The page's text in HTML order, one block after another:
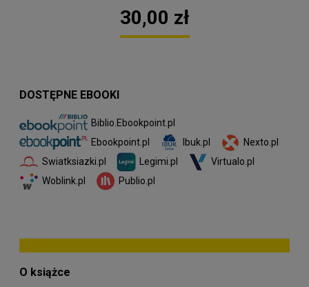
30,00 zł
DOSTĘPNE EBOOKI
Biblio.Ebookpoint.pl
Ebookpoint.pl
Ibuk.pl
Nexto.pl
Swiatksiazki.pl
Legimi.pl
Virtualo.pl
Woblink.pl
Publio.pl
O książce